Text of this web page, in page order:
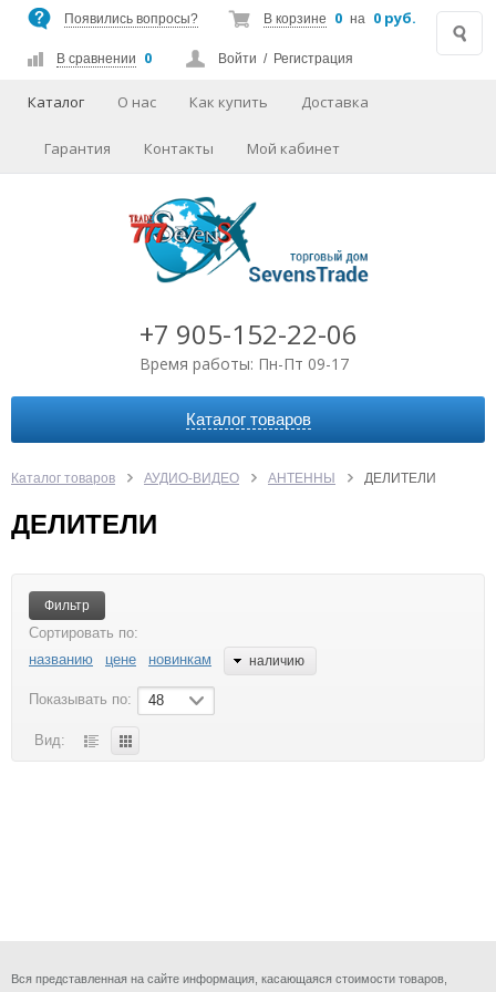
Появились вопросы? В корзине 0 на 0 руб.
В сравнении 0 Войти / Регистрация
Каталог О нас Как купить Доставка
Гарантия Контакты Мой кабинет
+7 905-152-22-06
Время работы: Пн-Пт 09-17
Каталог товаров
КАНЦТОВАРЫ
ТОВАРЫ ДЛЯ КОМПЬЮТЕРОВ И ТЕЛЕФОНОВ
УХОД ЗА НОГТЯМИ ФОНАРИ ХОЗТОВАРЫ
ЭЛЕКТРОТОВАРЫ
Каталог товаров АУДИО-ВИДЕО АНТЕННЫ ДЕЛИТЕЛИ
ДЕЛИТЕЛИ
Фильтр
Сортировать по:
названию
цене новинкам наличию
Показывать по: 48
Вид:
Вся представленная на сайте информация, касающаяся стоимости товаров,